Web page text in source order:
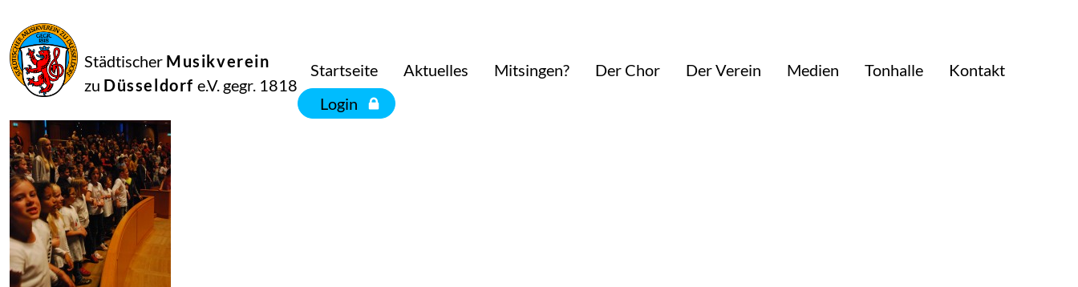
Städtischer Musikverein
zu Düsseldorf e.V. gegr. 1818
Startseite Aktuelles Mitsingen? Der Chor Der Verein Medien Tonhalle
Kontakt
Login
2016
Netkotec
SingPause Konzert 05.07.